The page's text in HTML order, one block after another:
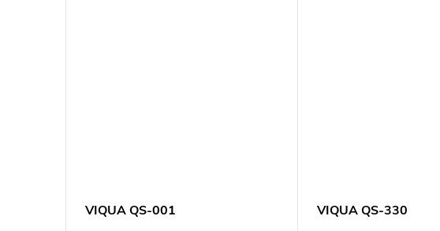
VIQUA QS-001 VIQUA QS-330